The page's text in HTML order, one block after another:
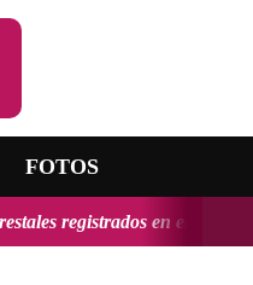
FOTOS
fueron provocados y